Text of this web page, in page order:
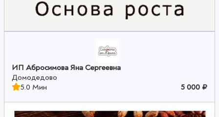
ИП Абросимова Яна Сергеевна
Домодедово
5.0 Мин
5 000 ₽